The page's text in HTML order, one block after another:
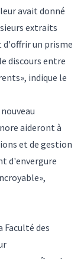
avait donné
extraits
d'offrir un prisme
discours entre
indique le
aideront à
et de gestion
d'envergure
des